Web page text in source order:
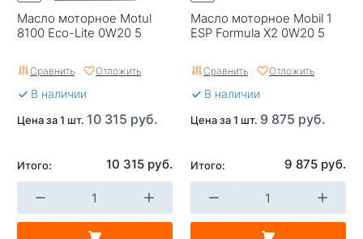
Срок годности в днях
1825
Применяемость
Автомобили с
бензиновым двигателем
Страна изготовителя
Бельгия
Масло моторное Motul
8100 Eco-Lite 0W20 5
Сравнить Отложить
В наличии
Цена за 1 шт. 10 315 руб.
Итого: 10 315 руб.
Масло моторное Mobil 1
ESP Formula X2 0W20 5
Сравнить Отложить
В наличии
Цена за 1 шт. 9 875 руб.
Итого: 9 875 руб.